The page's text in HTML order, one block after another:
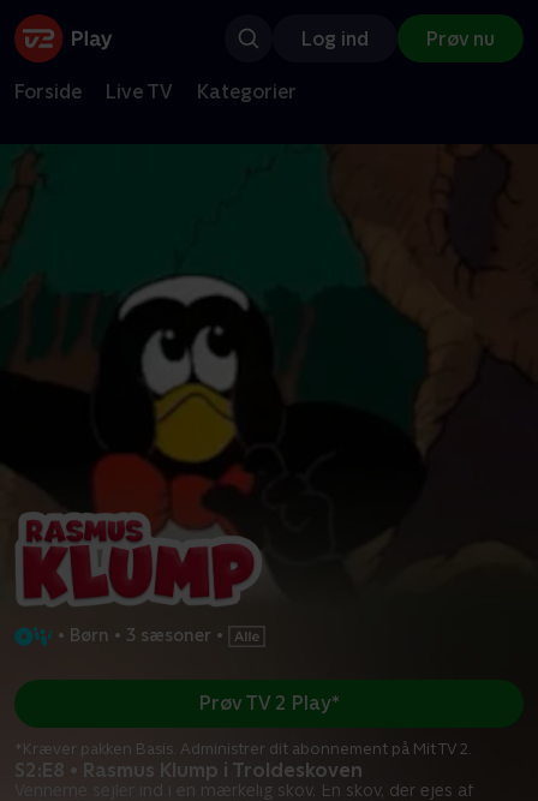
Log ind Prøv nu
Forside Live TV Kategorier
• Børn • 3 sæsoner •
S2:E8 • Rasmus Klump i Troldeskoven
Vennerne sejler ind i en mærkelig skov. En skov, der ejes af
Prøv TV 2 Play*
*Kræver pakken Basis. Administrer dit abonnement på Mit TV 2.